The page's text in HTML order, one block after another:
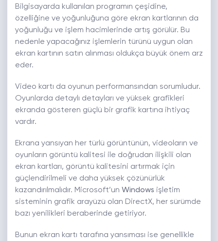
Bilgisayarda kullanılan programın çeşidine,
özelliğine ve yoğunluğuna göre ekran kartlarının da
yoğunluğu ve işlem hacimlerinde artış görülür. Bu
nedenle yapacağınız işlemlerin türünü uygun olan
ekran kartının satın alınması oldukça büyük önem arz
eder.
Video kartı da oyunun performansından sorumludur.
Oyunlarda detaylı detayları ve yüksek grafikleri
ekranda gösteren güçlü bir grafik kartına ihtiyaç
vardır.
Ekrana yansıyan her türlü görüntünün, videoların ve
oyunların görüntü kalitesi ile doğrudan ilişkili olan
ekran kartları, görüntü kalitesini artırmak için
güçlendirilmeli ve daha yüksek çözünürlük
kazandırılmalıdır. Microsoft’un Windows işletim
sisteminin grafik arayüzü olan DirectX, her sürümde
bazı yenilikleri beraberinde getiriyor.
Bunun ekran kartı tarafına yansıması ise genellikle